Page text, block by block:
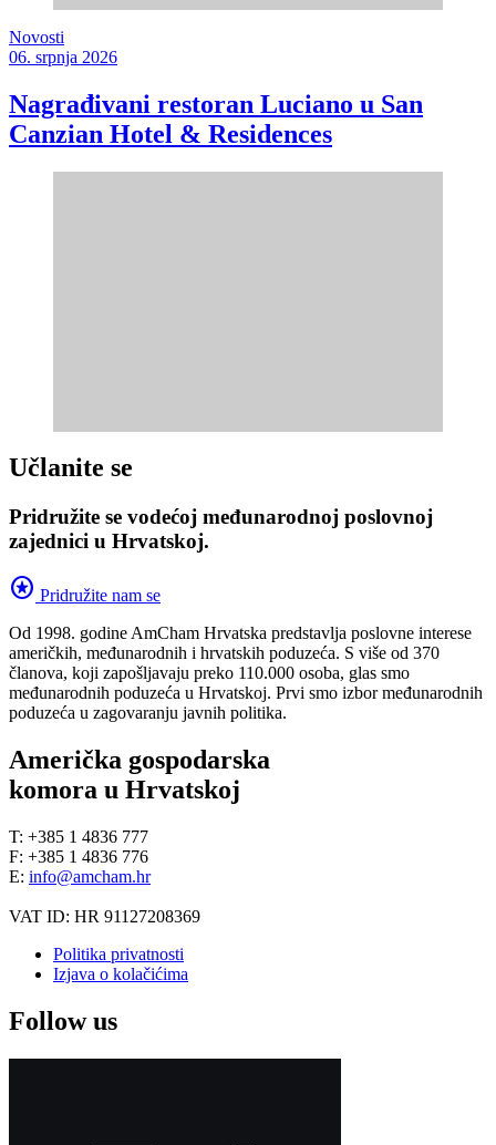
Novosti
06. srpnja 2026
Nagrađivani restoran Luciano u San
Canzian Hotel & Residences
Učlanite se
Pridružite se vodećoj međunarodnoj poslovnoj
zajednici u Hrvatskoj.
stars Pridružite nam se
Od 1998. godine AmCham Hrvatska predstavlja poslovne interese
američkih, međunarodnih i hrvatskih poduzeća. S više od 370
članova, koji zapošljavaju preko 110.000 osoba, glas smo
međunarodnih poduzeća u Hrvatskoj. Prvi smo izbor međunarodnih
poduzeća u zagovaranju javnih politika.
Američka gospodarska
komora u Hrvatskoj
T: +385 1 4836 777
F: +385 1 4836 776
E: info@amcham.hr
VAT ID: HR 91127208369
Politika privatnosti
Izjava o kolačićima
Follow us